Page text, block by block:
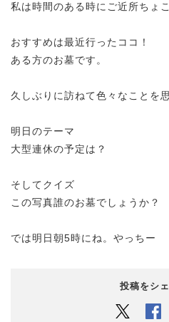
私は時間のある時にご近所ちょ
おすすめは最近行ったココ！
ある方のお墓です。
久しぶりに訪ねて色々なことを
明日のテーマ
大型連休の予定は？
そしてクイズ
この写真誰のお墓でしょうか？
では明日朝5時にね。やっちー
投稿をシ
Twitter